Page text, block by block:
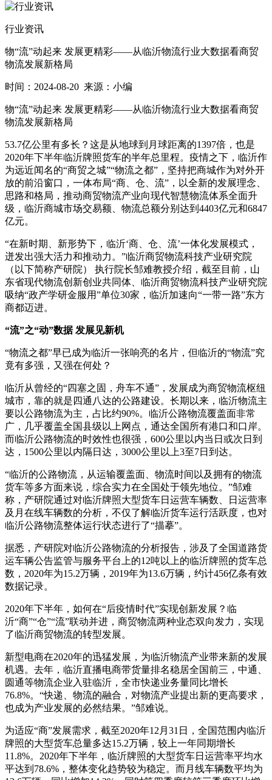
行业资讯
物“流”动起来 发展更精彩——从临沂物流行业大数据看商贸
物流发展新格局
时间：2024-08-20 来源：小编
物“流”动起来 发展更精彩——从临沂物流行业大数据看商贸
物流发展新格局
53.7亿公里有多长？这是从地球到月球距离的1397倍，也是
2020年下半年临沂牌照货车的半年总里程。疫情之下，临沂作
为远近闻名的“商贸之城”“物流之都”，坚持把商城作为对外开
放的前沿窗口，一体布局“商、仓、流”，以全新的发展理念、
思路和格局，推动商贸物流产业向现代智慧物流体系全面升
级，临沂商城市场交易额、物流总额分别达到4403亿元和6847
亿元。
“在新时期、新形势下，临沂‘商、仓、流’一体化发展模式，
迸发出强大活力和推动力。”临沂商贸物流科技产业研究院
（以下简称产研院） 执行院长邹难教授介绍，截至目前，山
东省现代物流创新创业共同体、临沂商贸物流科技产业研究院
吸纳“政产学研金服用”单位30家，临沂加速向“一带一路”东方
商都迈进。
“流”之“动”数据 发展见新机
“物流之都”早已成为临沂一张响亮的名片，但临沂的“物流”究
竟有多强，又强在何处？
临沂从曾经的“四塞之固，舟车不通”，发展成为商贸物流枢纽
城市，靠的就是四通八达的公路建设。长期以来，临沂物流主
要以公路物流为主，占比约90%。临沂公路物流覆盖面非常
广，几乎覆盖全国县级以上网点，通达全国所有港口和口岸。
而临沂公路物流的时效性也很强，600公里以内当日或次日到
达，1500公里以内隔日达，3000公里以上3至7日到达。
“临沂的公路物流，从运输覆盖面、物流时间以及拥有的物流
货车等多方面来说，综合实力在全国处于领先地位。”邹难
称，产研院通过对临沂牌照大型货车日运营车辆数、日运营率
及月在线车辆数的分析，不仅了解临沂货车运行活跃度，也对
临沂公路物流整体运行状态进行了“描摹”。
据悉，产研院对临沂公路物流的分析报告，涉及了全国道路货
运车辆公告监管与服务平台上的12吨以上的临沂牌照的货车总
数，2020年为15.2万辆，2019年为13.6万辆，约计456亿条有效
数据记录。
2020年下半年，如何在“后疫情时代”实现创新发展？临
沂“商”“仓”“流”联动并进，商贸物流两种业态双向发力，实现
了临沂商贸物流的转型发展。
新型电商在2020年的迅猛发展，为临沂物流产业带来新的发展
机遇。去年，临沂直播电商带货量排名稳居全国前三，中通、
圆通等物流企业入驻临沂，全市快递业务量同比增长
76.8%。“快递、物流的融合，对物流产业提出新的更高要求，
也成为产业发展的必然结果。”邹难说。
为适应“商”发展需求，截至2020年12月31日，全国范围内临沂
牌照的大型货车总量多达15.2万辆，较上一年同期增长
11.8%。2020年下半年，临沂牌照的大型货车日运营率平均水
平达到78.6%，整体变化趋势较为稳定。而月线车辆数平均为